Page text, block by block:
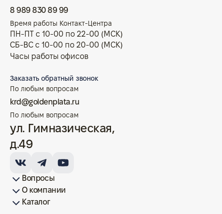
Вопросы
Как купить/продать
Условия оплаты
Условия доставки
Гарантия на товар
Возврат монет
Карта сайта
О компании
Франшиза
История
Вопрос-ответ
Отзывы
Лицензии и документы
Контакты офисов
Новости
БлогКаталог
8 989 830 89 99
Время работы Контакт-Центра
ПН-ПТ с 10-00 по 22-00 (МСК)
СБ-ВС с 10-00 по 20-00 (МСК)
Часы работы офисов
Заказать обратный звонок
По любым вопросам
krd@goldenplata.ru
По любым вопросам
ул. Гимназическая,
д.49